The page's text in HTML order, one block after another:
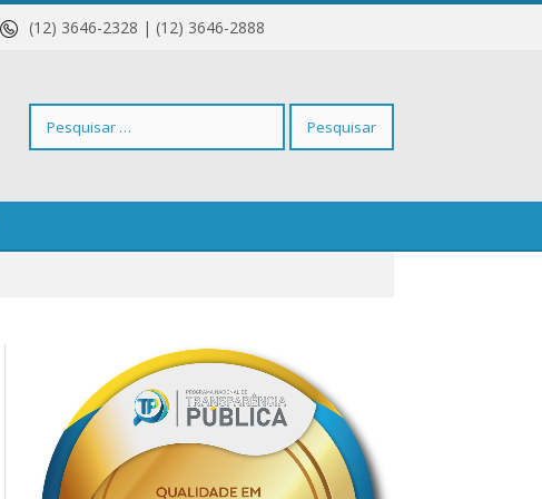
(12) 3646-2328 | (12) 3646-2888
Pesquisar